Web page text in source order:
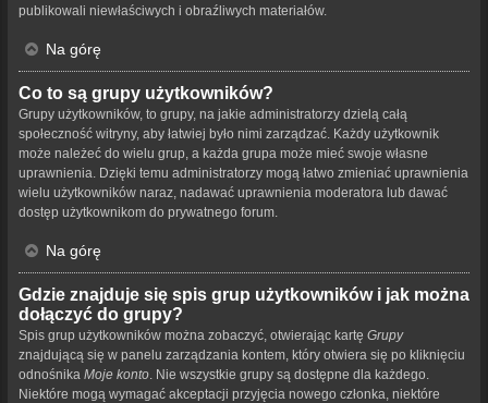
publikowali niewłaściwych i obraźliwych materiałów.
Na górę
Co to są grupy użytkowników?
Grupy użytkowników, to grupy, na jakie administratorzy dzielą całą
społeczność witryny, aby łatwiej było nimi zarządzać. Każdy użytkownik
może należeć do wielu grup, a każda grupa może mieć swoje własne
uprawnienia. Dzięki temu administratorzy mogą łatwo zmieniać uprawnienia
wielu użytkowników naraz, nadawać uprawnienia moderatora lub dawać
dostęp użytkownikom do prywatnego forum.
Na górę
Gdzie znajduje się spis grup użytkowników i jak można
dołączyć do grupy?
Spis grup użytkowników można zobaczyć, otwierając kartę Grupy
znajdującą się w panelu zarządzania kontem, który otwiera się po kliknięciu
odnośnika Moje konto . Nie wszystkie grupy są dostępne dla każdego.
Niektóre mogą wymagać akceptacji przyjęcia nowego członka, niektóre